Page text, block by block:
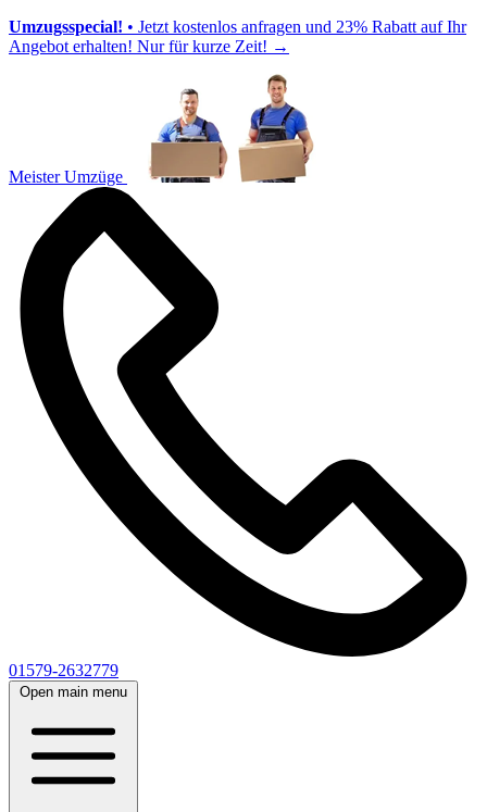
Umzugsspecial! • Jetzt kostenlos anfragen und 23% Rabatt auf Ihr
Angebot erhalten! Nur für kurze Zeit! →
Meister Umzüge
01579-2632779
Open main menu